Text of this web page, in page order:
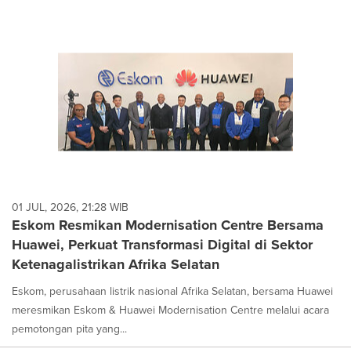
01 JUL, 2026, 21:28 WIB
Eskom Resmikan Modernisation Centre Bersama
Huawei, Perkuat Transformasi Digital di Sektor
Ketenagalistrikan Afrika Selatan
Eskom, perusahaan listrik nasional Afrika Selatan, bersama Huawei
meresmikan Eskom & Huawei Modernisation Centre melalui acara
pemotongan pita yang...